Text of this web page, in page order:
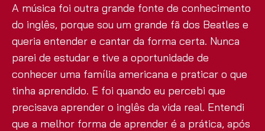
A música foi outra grande fonte de conhecimento
do inglês, porque sou um grande fã dos Beatles e
queria entender e cantar da forma certa. Nunca
parei de estudar e tive a oportunidade de
conhecer uma família americana e praticar o que
tinha aprendido. E foi quando eu percebi que
precisava aprender o inglês da vida real. Entendi
que a melhor forma de aprender é a prática, após